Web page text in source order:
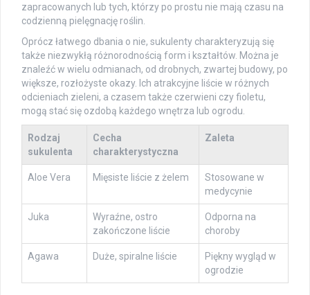
zapracowanych lub tych, którzy po prostu nie mają czasu na
codzienną pielęgnację roślin.
Oprócz łatwego dbania o nie, sukulenty charakteryzują się
także niezwykłą różnorodnością form i kształtów. Można je
znaleźć w wielu odmianach, od drobnych, zwartej budowy, po
większe, rozłożyste okazy. Ich atrakcyjne liście w różnych
odcieniach zieleni, a czasem także czerwieni czy fioletu,
mogą stać się ozdobą każdego wnętrza lub ogrodu.
Rodzaj
sukulenta
Cecha
charakterystyczna
Zaleta
Aloe Vera Mięsiste liście z żelem
Stosowane w
medycynie
Juka
Wyraźne, ostro
zakończone liście
Odporna na
choroby
Agawa Duże, spiralne liście
Piękny wygląd w
ogrodzie